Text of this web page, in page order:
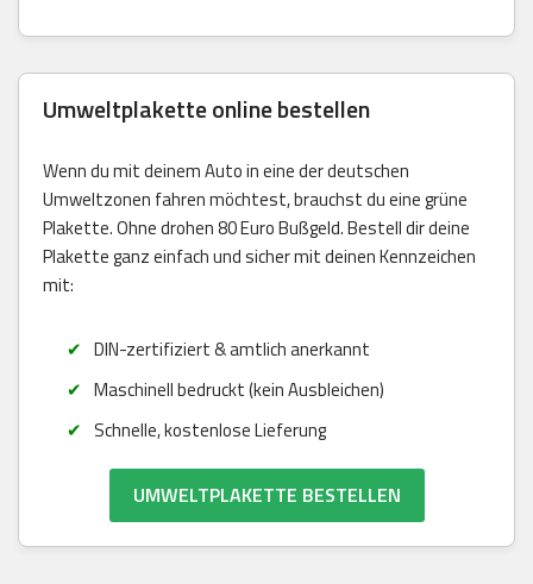
Umweltplakette online bestellen
Wenn du mit deinem Auto in eine der deutschen
Umweltzonen fahren möchtest, brauchst du eine grüne
Plakette. Ohne drohen 80 Euro Bußgeld. Bestell dir deine
Plakette ganz einfach und sicher mit deinen Kennzeichen
mit:
DIN-zertifiziert & amtlich anerkannt
Maschinell bedruckt (kein Ausbleichen)
Schnelle, kostenlose Lieferung
UMWELTPLAKETTE BESTELLEN